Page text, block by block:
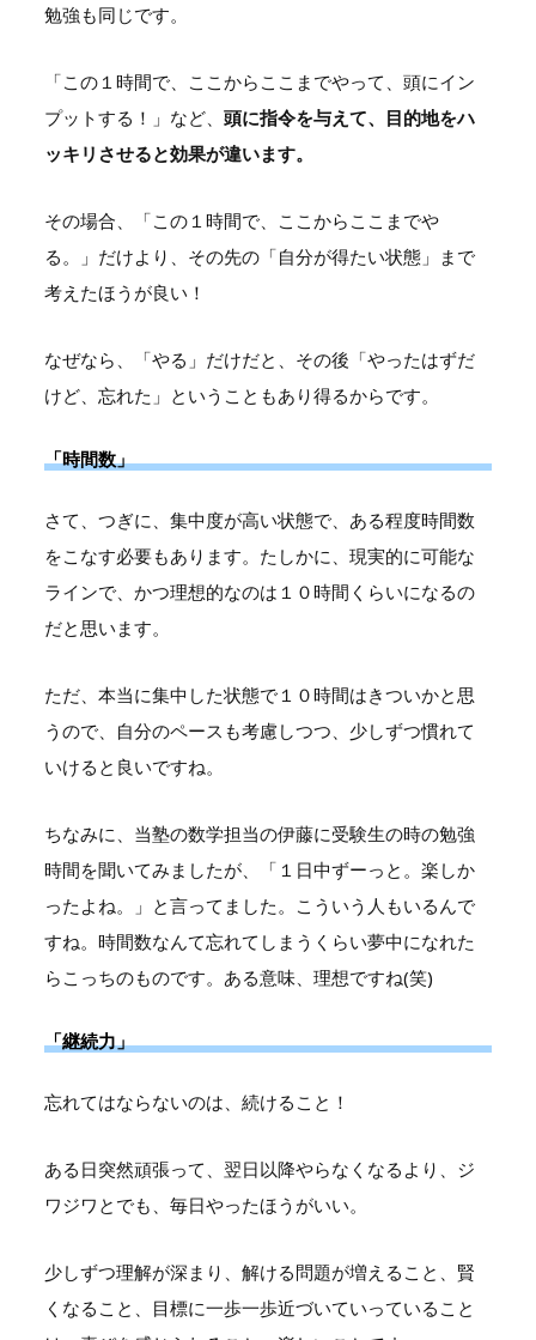
勉強も同じです。
「この１時間で、ここからここまでやって、頭にイン
プットする！」など、 頭に指令を与えて、目的地をハ
ッキリさせると効果が違います。
その場合、「この１時間で、ここからここまでや
る。」だけより、その先の「自分が得たい状態」まで
考えたほうが良い！
なぜなら、「やる」だけだと、その後「やったはずだ
けど、忘れた」ということもあり得るからです。
「時間数」
さて、つぎに、集中度が高い状態で、ある程度時間数
をこなす必要もあります。たしかに、現実的に可能な
ラインで、かつ理想的なのは１０時間くらいになるの
だと思います。
ただ、本当に集中した状態で１０時間はきついかと思
うので、自分のペースも考慮しつつ、少しずつ慣れて
いけると良いですね。
ちなみに、当塾の数学担当の伊藤に受験生の時の勉強
時間を聞いてみましたが、「１日中ずーっと。楽しか
ったよね。」と言ってました。こういう人もいるんで
すね。時間数なんて忘れてしまうくらい夢中になれた
らこっちのものです。ある意味、理想ですね(笑)
「継続力」
忘れてはならないのは、続けること！
ある日突然頑張って、翌日以降やらなくなるより、ジ
ワジワとでも、毎日やったほうがいい。
少しずつ理解が深まり、解ける問題が増えること、賢
くなること、目標に一歩一歩近づいていっていること